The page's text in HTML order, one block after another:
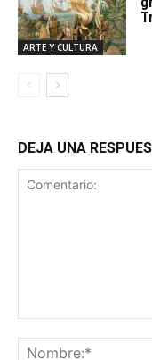
ARTE Y CULTURA
DEJA UNA